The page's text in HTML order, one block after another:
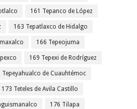
161 Tepanco de López
163 Tepatlaxco de Hidalgo
166 Tepeojuma
169 Tepexi de Rodríguez
Tepeyahualco de Cuauhtémoc
173 Teteles de Avila Castillo
176 Tilapa